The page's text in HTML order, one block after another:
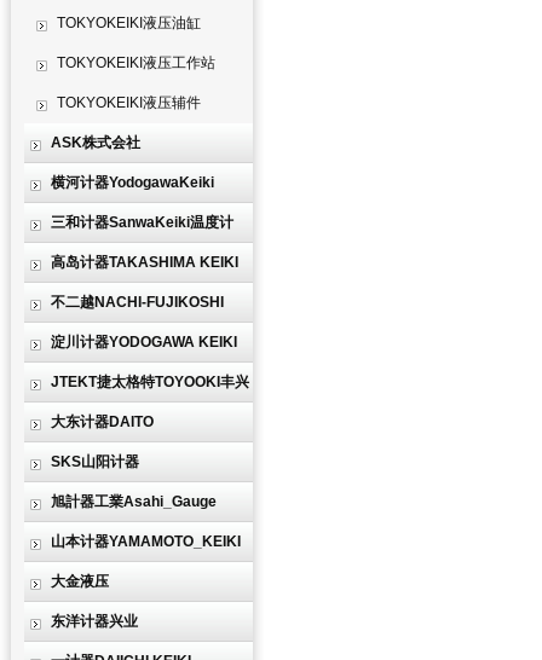
TOKYOKEIKI液压油缸
TOKYOKEIKI液压工作站
TOKYOKEIKI液压辅件
ASK株式会社
横河计器YodogawaKeiki
三和计器SanwaKeiki温度计
高岛计器TAKASHIMA KEIKI
不二越NACHI-FUJIKOSHI
淀川计器YODOGAWA KEIKI
JTEKT捷太格特TOYOOKI丰兴
大东计器DAITO
SKS山阳计器
旭計器工業Asahi_Gauge
山本计器YAMAMOTO_KEIKI
大金液压
东洋计器兴业